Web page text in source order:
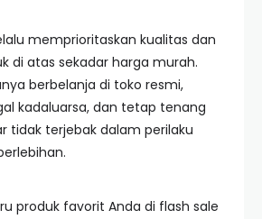
memprioritaskan kualitas dan
di atas sekadar harga murah.
berbelanja di toko resmi,
kadaluarsa, dan tetap tenang
tidak terjebak dalam perilaku
produk favorit Anda di flash sale